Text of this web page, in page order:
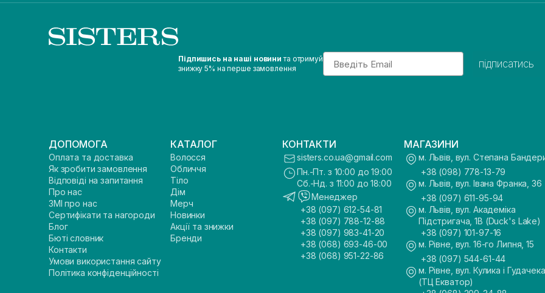
Підпишись на наші новини та отримуй
знижку 5% на перше замовлення
Email
підписатись
ДОПОМОГА
Оплата та доставка
Як зробити замовлення
Відповіді на запитання
Про нас
ЗМІ про нас
Сертифікати та нагороди
Блог
Бюті словник
Контакти
Умови використання сайту
Політика конфіденційності
КАТАЛОГ
Волосся
Обличчя
Тіло
Дім
Мерч
Новинки
Акції та знижки
Бренди
КОНТАКТИ
sisters.co.ua@gmail.com
Пн.-Пт. з 10:00 до 19:00
Сб.-Нд. з 11:00 до 18:00
Менеджер
+38 (097) 612-54-81
+38 (097) 788-12-88
+38 (097) 983-41-20
+38 (068) 693-46-00
+38 (068) 951-22-86
МАГАЗИНИ
м. Львів, вул. Степана
+38 (098) 778-13-79
м. Львів, вул. Івана Франка, 36
+38 (097) 611-95-94
м. Львів, вул. Академіка
Підстригача, 1В (Duck's Lake)
+38 (097) 101-97-16
м. Рівне, вул. 16-го Липня, 15
+38 (097) 544-61-44
м. Рівне, вул. Кулика і
(ТЦ Екватор)